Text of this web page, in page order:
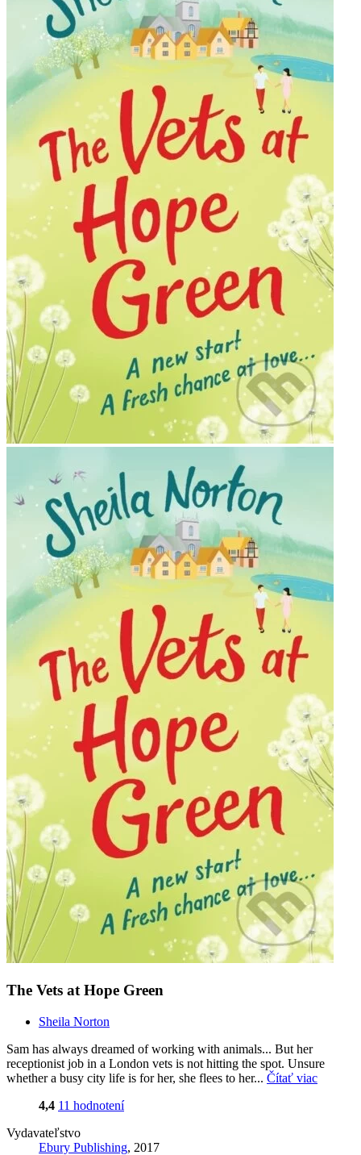
The Vets at Hope Green
Sheila Norton
Sam has always dreamed of working with animals... But her
receptionist job in a London vets is not hitting the spot. Unsure
whether a busy city life is for her, she flees to her... Čítať viac
4,4 11 hodnotení
Vydavateľstvo
Ebury Publishing, 2017